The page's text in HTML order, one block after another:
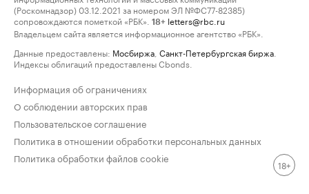
(Роскомнадзор) 03.12.2021 за номером ЭЛ №ФС77-82385)
сопровождаются пометкой «РБК».
18+ letters@rbc.ru
Владельцем сайта является информационное агентство «РБК».
Данные предоставлены: Мосбиржа Санкт-Петербургская биржа
Индексы облигаций предоставлены Cbonds.
Информация об ограничениях
О соблюдении авторских прав
Пользовательское соглашение
Политика в отношении обработки персональных данных
Политика обработки файлов cookie
18+